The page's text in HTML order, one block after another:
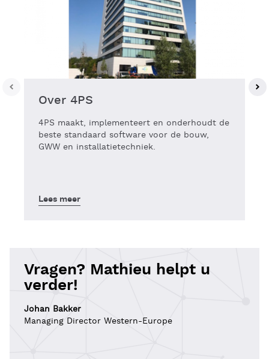
Over 4PS
4PS maakt, implementeert en onderhoudt de
beste standaard software voor de bouw,
GWW en installatietechniek.
Lees meer
Vragen? Mathieu helpt u
verder!
Johan Bakker
Managing Director Western-Europe